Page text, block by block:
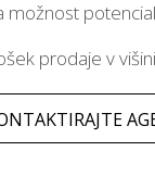
možnost
prodaje v